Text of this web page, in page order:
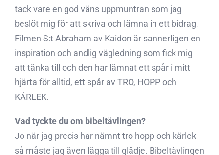
tack vare en god väns uppmuntran som jag
beslöt mig för att skriva och lämna in ett bidrag.
Filmen S:t Abraham av Kaidon är sannerligen en
inspiration och andlig vägledning som fick mig
att tänka till och den har lämnat ett spår i mitt
hjärta för alltid, ett spår av TRO, HOPP och
KÄRLEK.
Vad tyckte du om bibeltävlingen?
Jo när jag precis har nämnt tro hopp och kärlek
så måste jag även lägga till glädje. Bibeltävlingen